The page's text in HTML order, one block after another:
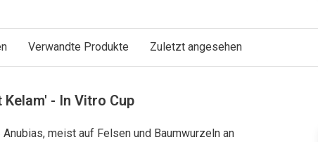
Verwandte Produkte Zuletzt angesehen
- In Vitro Cup
meist auf Felsen und Baumwurzeln an